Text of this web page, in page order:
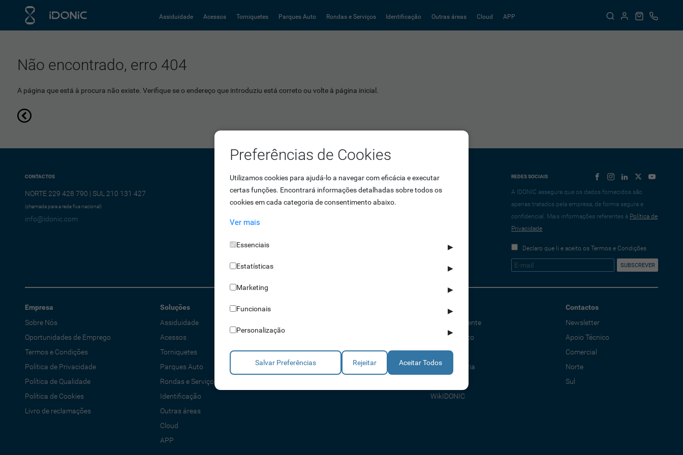
Assiduidade Acessos Torniquetes Parques Auto Rondas e Serviços Identificação Outras áreas Cloud APP
Não encontrado, erro 404
A página que está à procura não existe. Verifique se o endereço que introduziu está correto ou volte à página inicial.
CONTACTOS
NORTE 229 428 790 | SUL 210 131 427
(chamada para a rede fixa nacional)
info@idonic.com
REDES SOCIAIS
A IDONIC assegura que os dados fornecidos são
apenas tratados pela empresa, de forma segura e
confidencial. Mais informações referentes à Política de
Privacidade
Declaro que li e aceito os Termos e Condições
Empresa
Sobre Nós
Oportunidades de Emprego
Termos e Condições
Política de Privacidade
Política de Qualidade
Política de Cookies
Livro de reclamações
Soluções
Assiduidade
Acessos
Torniquetes
Parques Auto
Rondas e Serviços
Identificação
Outras áreas
Cloud
APP
Integradores
Ajuda
Apoio ao Cliente
Apoio Técnico
Comercial
Consultadoria
WikIDONIC
Contactos
Newsletter
Apoio Técnico
Comercial
Norte
Sul
Preferências de Cookies
Utilizamos cookies para ajudá-lo a navegar com eficácia e executar
certas funções. Encontrará informações detalhadas sobre todos os
cookies em cada categoria de consentimento abaixo.
Ver mais
Essenciais ▶
Estatísticas ▶
Marketing ▶
Funcionais ▶
Personalização ▶
Salvar Preferências Rejeitar Aceitar Todos